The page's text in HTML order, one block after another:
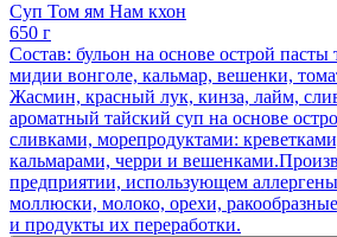
Суп Том ям Нам кхон
650 г
Состав: бульон на основе острой пасты
мидии вонголе, кальмар, вешенки,
Жасмин, красный лук, кинза, лайм,
ароматный тайский суп на основе
сливками, морепродуктами:
кальмарами, черри и
предприятии, использующем
моллюски, молоко, орехи,
и продукты их переработки.